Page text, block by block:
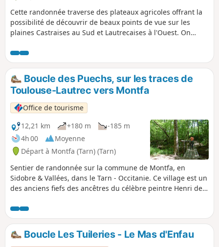
reconstruire ce lieu remarquable
chargé d'histoire.
Cette randonnée traverse des plateaux agricoles offrant la
possibilité de découvrir de beaux points de vue sur les
plaines Castraises au Sud et Lautrecaises à l'Ouest. On
des chemins communaux ou de petites routes vicinales. En
fin de randonnée le sentier passe au pied du château de
Montfa qui fut la demeure des ancêtres du peintre Henri de
Toulouse-Lautrec. Son père y a vécu jusqu'au début du XXe
siècle. Aujourd'hui une association s'efforce de reconstruire
ce lieu remarquable chargé d'histoire. Le sentier est balisé
PR® Jaune dans son intégralité.
Boucle des Puechs, sur les traces de
Toulouse-Lautrec vers Montfa
Office de tourisme
12,21 km
+180 m
-185 m
4h 00
Moyenne
Départ à Montfa (Tarn) (Tarn)
Sentier de randonnée sur la commune de Montfa, en
Sidobre & Vallées, dans le Tarn - Occitanie. Ce village est un
des anciens fiefs des ancêtres du célèbre peintre Henri de
même encore, au début du XXe siècle. Cette randonnée
offre la possibilité de découvrir les plateaux agricoles et des
beaux points de vue sur les plaines Castraises et
Lautrécoises. Au gré de votre promenade, vous traverserez
Boucle Les Tuileries - Le Mas d'Enfau